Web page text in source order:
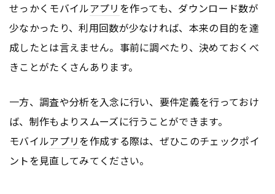
せっかくモバイルアプリ を作っても、ダウンロード数が
少なかったり、利用回数が少なければ、本来の目的を達
成したとは言えません。事前に調べたり、決めておくべ
きことがたくさんあります。
一方、調査や分析を入念に行い、要件定義を行っておけ
ば、制作もよりスムーズに行うことができます。
モバイルアプリを作成する際は、ぜひこのチェックポイ
ントを見直してみてください。